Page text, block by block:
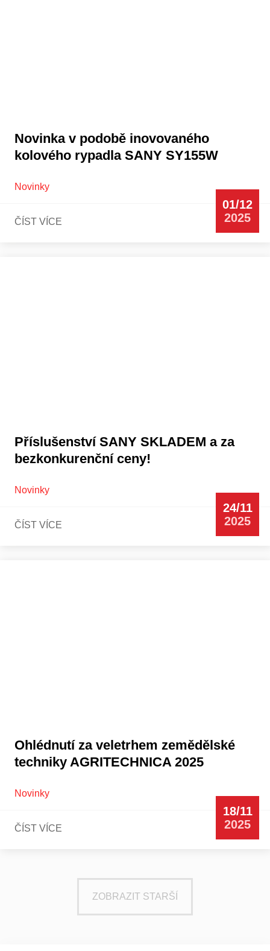
Novinka v podobě inovovaného
kolového rypadla SANY SY155W
Novinky
ČÍST VÍCE
01/12
2025
Příslušenství SANY SKLADEM a za
bezkonkurenční ceny!
Novinky
ČÍST VÍCE
24/11
2025
Ohlédnutí za veletrhem zemědělské
techniky AGRITECHNICA 2025
Novinky
ČÍST VÍCE
18/11
2025
ZOBRAZIT STARŠÍ